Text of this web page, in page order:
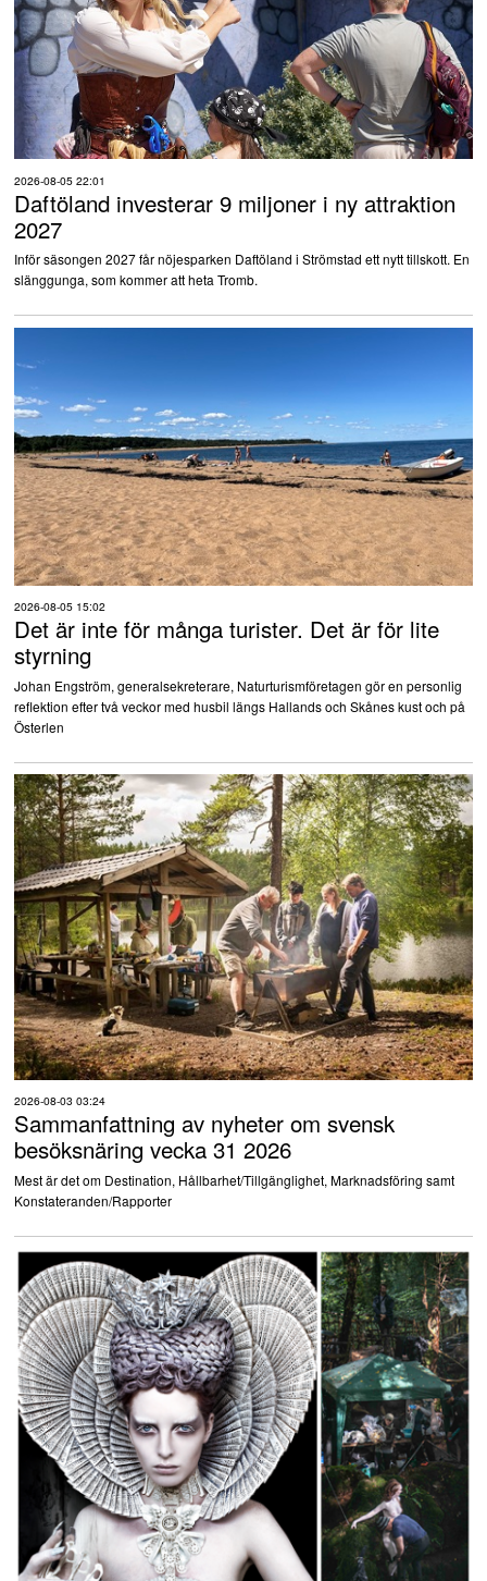
2026-08-05 22:01
Daftöland investerar 9 miljoner i ny attraktion
2027
Inför säsongen 2027 får nöjesparken Daftöland i Strömstad ett nytt tillskott. En
slänggunga, som kommer att heta Tromb.
2026-08-05 15:02
Det är inte för många turister. Det är för lite
styrning
Johan Engström, generalsekreterare, Naturturismföretagen gör en personlig
reflektion efter två veckor med husbil längs Hallands och Skånes kust och på
Österlen
2026-08-03 03:24
Sammanfattning av nyheter om svensk
besöksnäring vecka 31 2026
Mest är det om Destination, Hållbarhet/Tillgänglighet, Marknadsföring samt
Konstateranden/Rapporter